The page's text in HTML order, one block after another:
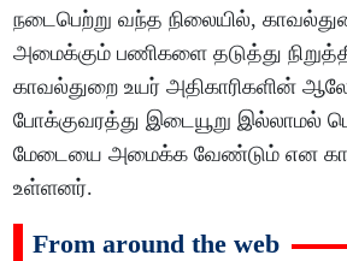
நடைபெற்று வந்த நிலையில்,
அமைக்கும் பணிகளை தடுத்து
காவல்துறை உயர் அதிகாரிகளின்
போக்குவரத்து இடையூறு இல்லாமல்
மேடையை அமைக்க வேண்டும் என
உள்ளனர்.
From around the web